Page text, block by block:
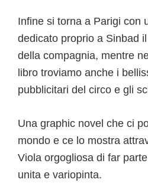
Infine si torna a Parigi con
dedicato proprio a Sinbad
della compagnia, mentre
libro troviamo anche i
pubblicitari del circo e gli
Una graphic novel che ci
mondo e ce lo mostra
Viola orgogliosa di far
unita e variopinta.